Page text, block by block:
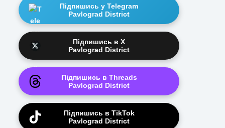
Підпишись у Telegram
Pavlograd District
Підпишись в X
Pavlograd District
Підпишись в Threads
Pavlograd District
Підпишись в TikTok
Pavlograd District